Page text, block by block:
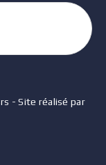
- Site réalisé par